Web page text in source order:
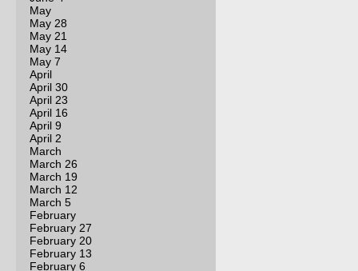
May
May 28
May 21
May 14
May 7
April
April 30
April 23
April 16
April 9
April 2
March
March 26
March 19
March 12
March 5
February
February 27
February 20
February 13
February 6